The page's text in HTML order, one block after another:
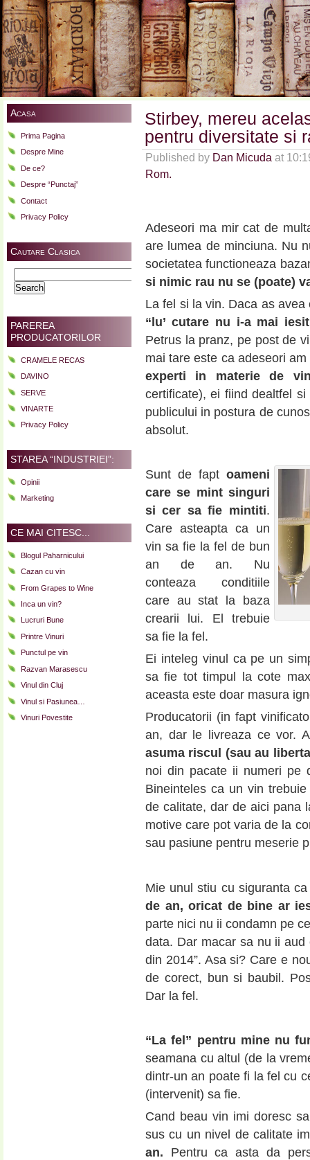
Acasa
Prima Pagina
Despre Mine
De ce?
Despre “Punctaj”
Contact
Privacy Policy
Cautare Clasica
for:
PAREREA
PRODUCATORILOR
CRAMELE RECAS
DAVINO
SERVE
VINARTE
Privacy Policy
STAREA “INDUSTRIEI”:
Opinii
Marketing
CE MAI CITESC...
Blogul Paharnicului
Cazan cu vin
From Grapes to Wine
Inca un vin?
Lucruri Bune
Printre Vinuri
Punctul pe vin
Razvan Marasescu
Vinul din Cluj
Vinul si Pasiunea…
Vinuri Povestite
Stirbey, mereu
pentru diversitate si
Published by Dan Micuda at
Rom.
Adeseori ma mir cat de
are lumea de minciuna. Nu
societatea functioneaza
si nimic rau nu se (poate)
La fel si la vin. Daca as
“lu’ cutare nu i-a mai
Petrus la pranz, pe post de
mai tare este ca adeseori
experti in materie de
certificate), ei fiind dealtfel
publicului in postura de
absolut.
Sunt de faptoameni
care se mint singuri
si cer sa fie mintiti.
Care asteapta ca un
vin sa fie la fel de bun
an de an. Nu
conteaza conditiile
care au stat la baza
crearii lui. El trebuie
sa fie la fel.
Ei inteleg vinul ca pe un
sa fie tot timpul la cote
aceasta este doar masura
Producatorii (in fapt
an, dar le livreaza ce vor.
asuma riscul (sau au
noi din pacate ii numeri pe
Bineinteles ca un vin
de calitate, dar de aici pana
motive care pot varia de la
sau pasiune pentru meserie
Mie unul stiu cu siguranta ca
de an, oricat de bine ar
parte nici nu ii condamn pe
data. Dar macar sa nu ii
din 2014”. Asa si? Care e
de corect, bun si baubil.
Dar la fel.
“La fel” pentru mine nu
seamana cu altul (de la
dintr-un an poate fi la fel cu
(intervenit) sa fie.
Cand beau vin imi doresc
sus cu un nivel de calitate
an. Pentru ca asta da